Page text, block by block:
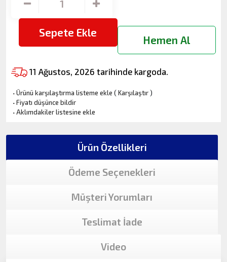
Sepete Ekle
Hemen Al
11 Ağustos, 2026 tarihinde kargoda.
·Ürünü karşılaştırma listeme ekle (Karşılaştır)
·Fiyatı düşünce bildir
·Aklımdakiler listesine ekle
Ürün Özellikleri
Ödeme Seçenekleri
Müşteri Yorumları
Teslimat İade
Video